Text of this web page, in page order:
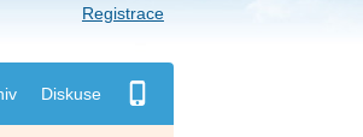
Diskuse
Registrace